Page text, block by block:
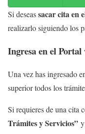
Si deseassacar cita en
realizarlo siguiendo los
Ingresa en el
Una vez has ingresado
superior todos los
Si requieres de una cita
Trámites y Servicios”